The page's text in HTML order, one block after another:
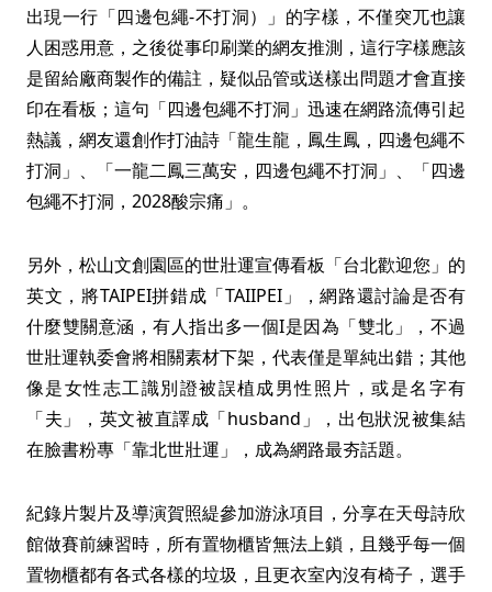
出現一行「四邊包繩-不打洞）」的字樣，不僅突兀也讓
人困惑用意，之後從事印刷業的網友推測，這行字樣應該
是留給廠商製作的備註，疑似品管或送樣出問題才會直接
印在看板；這句「四邊包繩不打洞」迅速在網路流傳引起
熱議，網友還創作打油詩「龍生龍，鳳生鳳，四邊包繩不
打洞」、「一龍二鳳三萬安，四邊包繩不打洞」、「四邊
包繩不打洞，2028酸宗痛」。
另外，松山文創園區的世壯運宣傳看板「台北歡迎您」的
英文，將TAIPEI拼錯成「TAIIPEI」，網路還討論是否有
什麼雙關意涵，有人指出多一個I是因為「雙北」，不過
世壯運執委會將相關素材下架，代表僅是單純出錯；其他
像是女性志工識別證被誤植成男性照片，或是名字有
「夫」，英文被直譯成「husband」，出包狀況被集結
在臉書粉專「靠北世壯運」，成為網路最夯話題。
紀錄片製片及導演賀照緹參加游泳項目，分享在天母詩欣
館做賽前練習時，所有置物櫃皆無法上鎖，且幾乎每一個
置物櫃都有各式各樣的垃圾，且更衣室內沒有椅子，選手